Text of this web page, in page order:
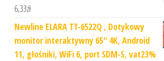
6,33zł
Newline ELARA TT-6522Q , Dotykowy
monitor interaktywny 65" 4K, Android
11, głośniki, WiFi 6, port SDM-S, vat23%